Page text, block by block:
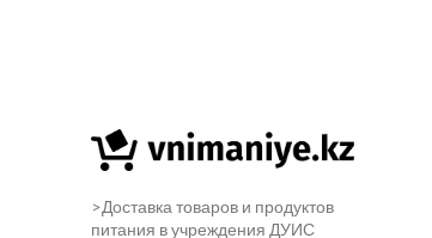
>Доставка товаров и продуктов
питания в учреждения ДУИС